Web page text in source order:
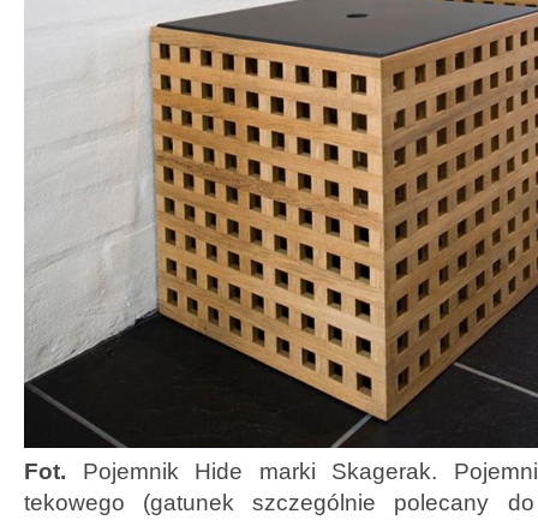
Fot. Pojemnik Hide marki Skagerak.
tekowego (gatunek szczególnie polecany do